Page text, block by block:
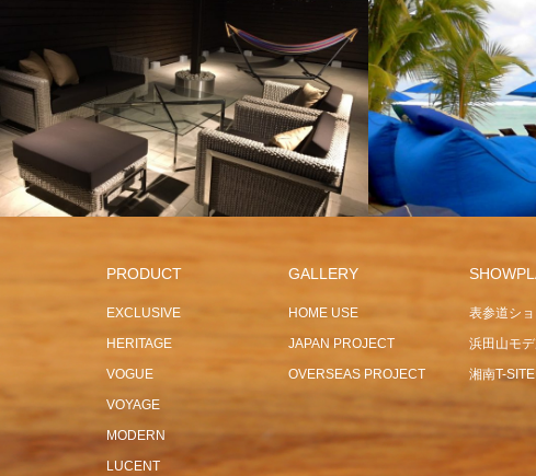
EXCLUSIVE HOME USE
OBSIDIAN
OVERSEAS
PRODUCT
EXCLUSIVE
HERITAGE
VOGUE
VOYAGE
MODERN
LUCENT
GALLERY
HOME USE
JAPAN PROJECT
OVERSEAS PROJECT
表参道シ
浜田山モ
湘南T-SITE